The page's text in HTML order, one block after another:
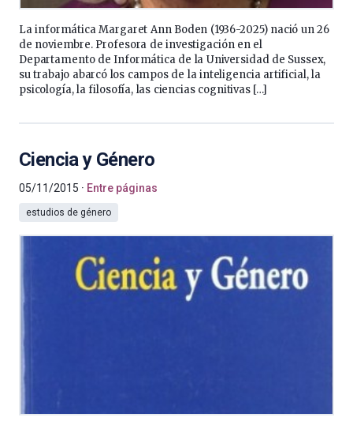
La informática Margaret Ann Boden (1936-2025) nació un 26
de noviembre. Profesora de investigación en el
Departamento de Informática de la Universidad de Sussex,
su trabajo abarcó los campos de la inteligencia artificial, la
psicología, la filosofía, las ciencias cognitivas […]
Ciencia y Género
05/11/2015 Entre páginas
estudios de género